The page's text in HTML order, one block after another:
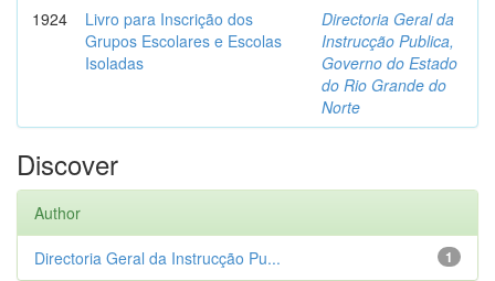
1924
Livro para Inscrição dos
Grupos Escolares e Escolas
Isoladas
Directoria Geral da
Instrucção Publica,
Governo do Estado
do Rio Grande do
Norte
Discover
Author
1
Directoria Geral da Instrucção Pu...